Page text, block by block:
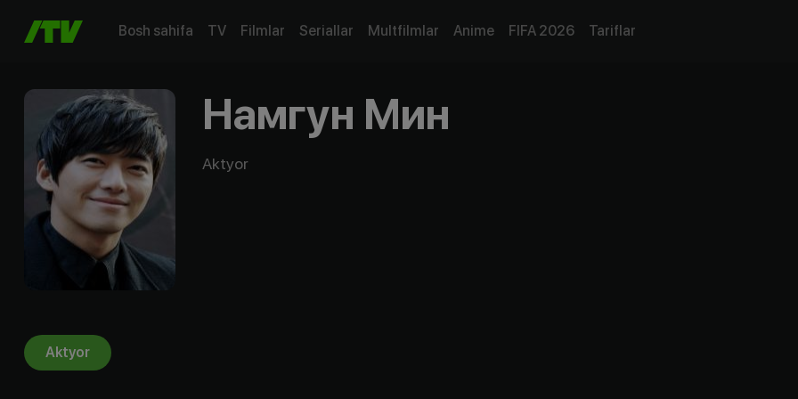
Bosh sahifa TV Filmlar Seriallar Multfilmlar Anime FIFA 2026 Tariflar
Намгун Мин
Aktyor
Aktyor